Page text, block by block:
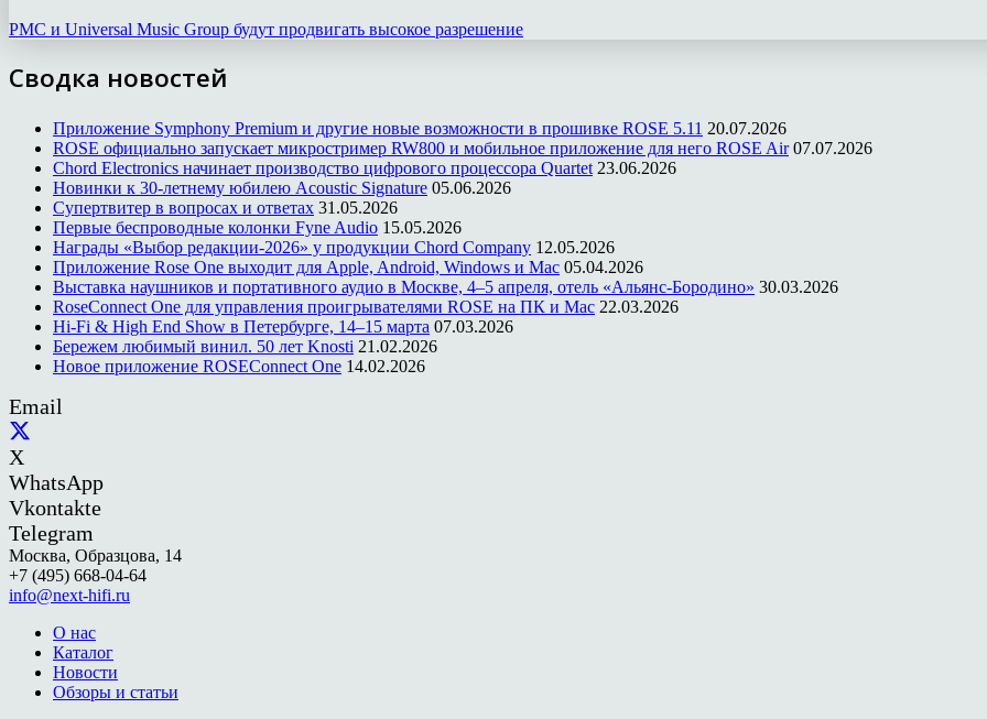
PMC и Universal Music Group будут продвигать высокое разрешение
Сводка новостей
Приложение Symphony Premium и другие новые возможности в прошивке ROSE 5.11 20.07.2026
ROSE официально запускает микростример RW800 и мобильное приложение для него ROSE Air 07.07.2026
Chord Electronics начинает производство цифрового процессора Quartet 23.06.2026
Новинки к 30-летнему юбилею Acoustic Signature 05.06.2026
Супертвитер в вопросах и ответах 31.05.2026
Первые беспроводные колонки Fyne Audio 15.05.2026
Награды «Выбор редакции-2026» у продукции Chord Company 12.05.2026
Приложение Rose One выходит для Apple, Android, Windows и Mac 05.04.2026
Выставка наушников и портативного аудио в Москве, 4–5 апреля, отель «Альянс-Бородино» 30.03.2026
RoseConnect One для управления проигрывателями ROSE на ПК и Mac 22.03.2026
Hi-Fi & High End Show в Петербурге, 14–15 марта 07.03.2026
Бережем любимый винил. 50 лет Knosti 21.02.2026
Новое приложение ROSEConnect One 14.02.2026
Email
X
WhatsApp
Vkontakte
Telegram
Москва, Образцова, 14
+7 (495) 668-04-64
info@next-hifi.ru
О нас
Каталог
Новости
Обзоры и статьи